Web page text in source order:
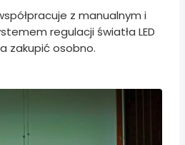
współpracuje z manualnym i
regulacji światła LED
zakupić osobno.